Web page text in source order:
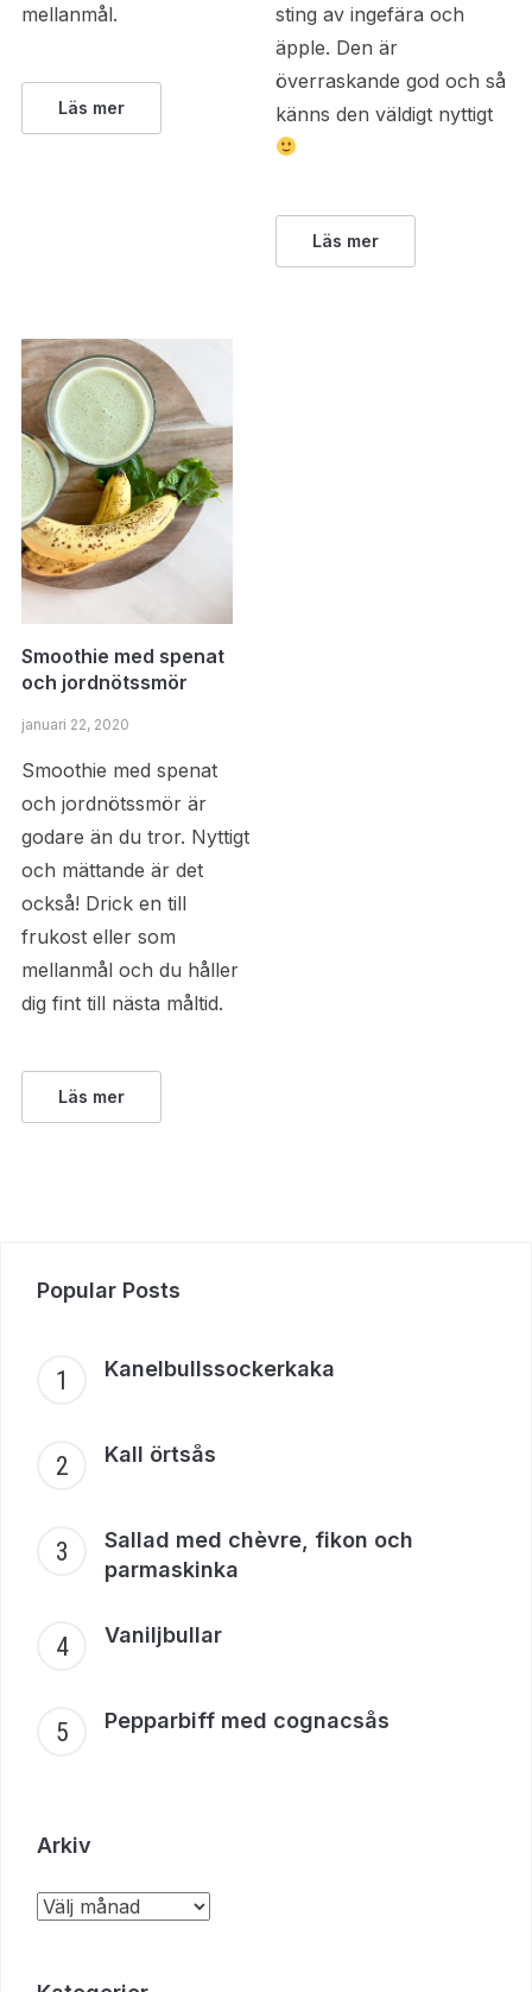
mellanmål.
Läs mer
sting av ingefära och
äpple. Den är
överraskande god och så
känns den väldigt nyttigt
Läs mer
Smoothie med spenat
och jordnötssmör
januari 22, 2020
Smoothie med spenat
och jordnötssmör är
godare än du tror. Nyttigt
och mättande är det
också! Drick en till
frukost eller som
mellanmål och du håller
dig fint till nästa måltid.
Läs mer
Popular Posts
Kanelbullssockerkaka
Kall örtsås
Sallad med chèvre, fikon och
parmaskinka
Vaniljbullar
Pepparbiff med cognacsås
Arkiv